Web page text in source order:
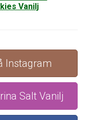
Vanilj
Instagram
Salt Vanilj